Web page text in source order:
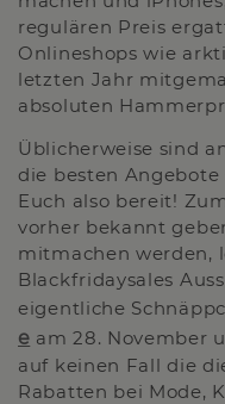
regulären Preis
Onlineshops wie
letzten Jahr
absoluten
Üblicherweise sind
die besten
Euch also bereit!
vorher bekannt
mitmachen werden,
Blackfridaysales
eigentliche
e am 28. November
auf keinen Fall die
Rabatten bei Mode,